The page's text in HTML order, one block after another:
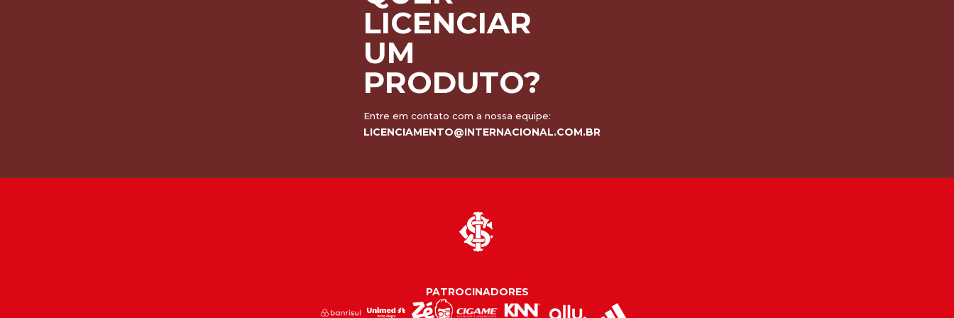
LICENCIAR
UM
PRODUTO?
Entre em contato com a nossa equipe:
LICENCIAMENTO@INTERNACIONAL.COM.BR
PATROCINADORES